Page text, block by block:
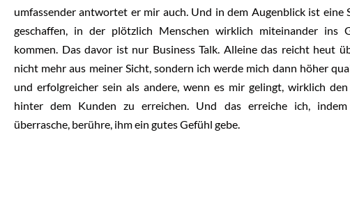
umfassender antwortet er mir auch. Und in dem Augenblick ist eine
geschaffen, in der plötzlich Menschen wirklich miteinander ins
kommen. Das davor ist nur Business Talk. Alleine das reicht heut
nicht mehr aus meiner Sicht, sondern ich werde mich dann höher
und erfolgreicher sein als andere, wenn es mir gelingt, wirklich
hinter dem Kunden zu erreichen. Und das erreiche ich,
überrasche, berühre, ihm ein gutes Gefühl gebe.